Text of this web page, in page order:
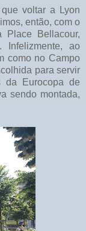
voltar a Lyon
então, com o
Place Bellacour,
Infelizmente, ao
como no Campo
para servir
da Eurocopa de
sendo montada,